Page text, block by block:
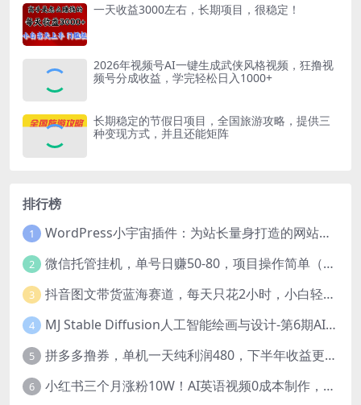
一天收益3000左右，长期项目，很稳定！
2026年视频号AI一键生成武侠风格视频，狂撸视
频号分成收益，学完轻松日入1000+
长期稳定的节假日项目，全国旅游攻略，提供三
种变现方式，并且还能矩阵
排行榜
1 WordPress小宇宙插件：为站长量身打造的网站性能与SEO优化插件
2 微信托管挂机，单号日赚50-80，项目操作简单（附无限注册实名微信号教程）
3 抖音图文带货蓝海赛道，每天只花2小时，小白轻松过万
4 MJ Stable Diffusion人工智能绘画与设计-第6期AIGC课程（35节）
5 拼多多撸券，单机一天纯利润480，下半年收益更高，不限设备，不限IP。
6 小红书三个月涨粉10W！AI英语视频0成本制作，每天轻松日入2000+